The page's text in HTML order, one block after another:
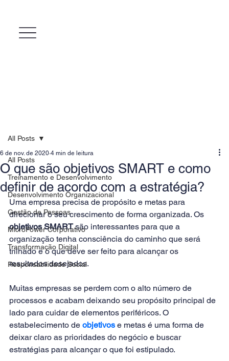
All Posts
Treinamento e Desenvolvimento
Desenvolvimento Organizacional
Gestão de Pessoas
MicroPower Corporativo
Transformação Digital
Responsabilidade Social
All Posts
O que são objetivos SMART e como
definir de acordo com a estratégia?
6 de nov. de 2020 4 min de leitura
Uma empresa precisa de propósito e metas para
direcionar o seu crescimento de forma organizada. Os
objetivos SMART são interessantes para que a
organização tenha consciência do caminho que será
trilhado e o que deve ser feito para alcançar os
resultados desejados.
Muitas empresas se perdem com o alto número de
processos e acabam deixando seu propósito principal de
lado para cuidar de elementos periféricos. O
estabelecimento de objetivos e metas é uma forma de
deixar claro as prioridades do negócio e buscar
estratégias para alcançar o que foi estipulado.